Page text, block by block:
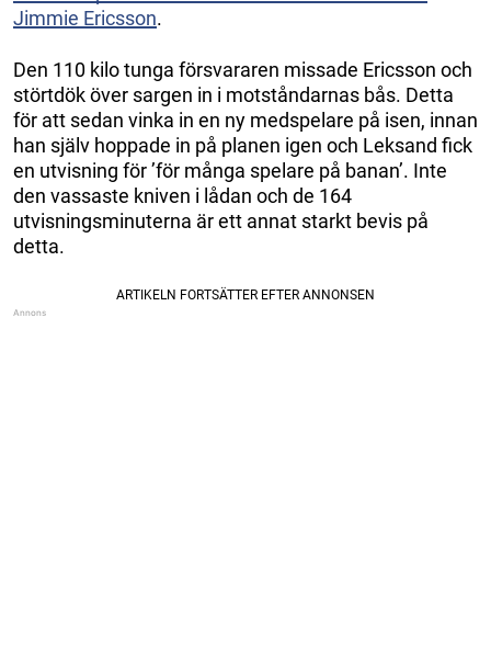
Jimmie Ericsson.
Den 110 kilo tunga försvararen missade Ericsson och
störtdök över sargen in i motståndarnas bås. Detta
för att sedan vinka in en ny medspelare på isen, innan
han själv hoppade in på planen igen och Leksand fick
en utvisning för ’för många spelare på banan’. Inte
den vassaste kniven i lådan och de 164
utvisningsminuterna är ett annat starkt bevis på
detta.